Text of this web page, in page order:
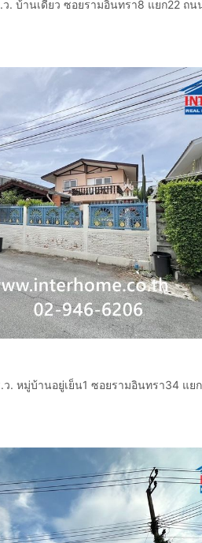
ง
สไตล์อังกฤษ
พัดลมระบายอากาศ เพื่อเพิ่มความ
:
กตบอล, สนามเด็กเล่น, ส่วนหย่อมสไ
อง
รพล
สาขาวัชรพล
าดจินดา / ตลาดโต้รุ่ง ถนอมมิตร
บาท
าล์มเมอร์
ร xxxxxx787